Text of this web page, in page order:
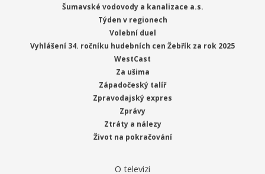
Šumavské vodovody a kanalizace a.s.
Týden v regionech
Volební duel
Vyhlášení 34. ročníku hudebních cen Žebřík za rok 2025
WestCast
Za ušima
Západočeský talíř
Zpravodajský expres
Zprávy
Ztráty a nálezy
Život na pokračování
O televizi